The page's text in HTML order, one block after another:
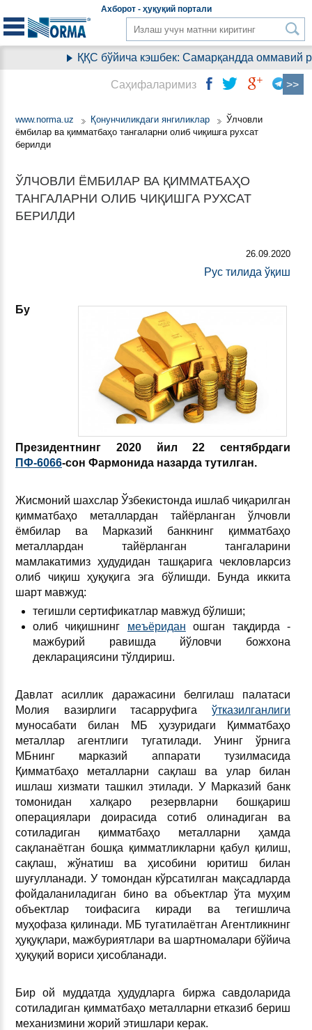
Aхборот - ҳуқуқийпортали
ҚҚС бўйича кэшбек: Самарқандда оммавий
www.norma.uz Қонунчиликдаги янгиликлар
Ўлчовли
ёмбилар ва қимматбаҳо тангаларни олиб чиқишга рухсат
берилди
ЎЛЧОВЛИ ЁМБИЛАР ВА ҚИММАТБАҲО
ТАНГАЛАРНИ ОЛИБ ЧИҚИШГА РУХСАТ
БЕРИЛДИ
26.09.2020
Рус тилида ўқиш
Бу
Президентнинг 2020 йил 22 сентябрдаги
ПФ-6066-сон Фармонида назарда тутилган.
Жисмоний шахслар Ўзбекистонда ишлаб чиқарилган
қимматбаҳо металлардан тайёрланган ўлчовли
ёмбилар ва Марказий банкнинг қимматбаҳо
металлардан тайёрланган тангаларини
мамлакатимиз ҳудудидан ташқарига чекловларсиз
олиб чиқиш ҳуқуқига эга бўлишди. Бунда иккита
шарт мавжуд:
тегишли сертификатлар мавжуд бўлиши;
олиб чиқишнинг меъёридан ошган тақдирда -
мажбурий равишда йўловчи божхона
декларациясини тўлдириш.
Давлат асиллик даражасини белгилаш палатаси
Молия вазирлиги тасарруфигаўтказилганлиги
муносабати билан МБ ҳузуридаги Қимматбаҳо
металлар агентлиги тугатилади. Унинг ўрнига
МБнинг марказий аппарати тузилмасида
Қимматбаҳо металларни сақлаш ва улар билан
ишлаш хизмати ташкил этилади. У Марказий банк
томонидан халқаро резервларни бошқариш
операциялари доирасида сотиб олинадиган ва
сотиладиган қимматбаҳо металларни ҳамда
сақланаётган бошқа қимматликларни қабул қилиш,
сақлаш, жўнатиш ва ҳисобини юритиш билан
шуғулланади. У томондан кўрсатилган мақсадларда
фойдаланиладиган бино ва объектлар ўта муҳим
объектлар тоифасига киради ва тегишлича
муҳофаза қилинади. МБ тугатилаётган Агентликнинг
ҳуқуқлари, мажбуриятлари ва шартномалари бўйича
ҳуқуқий вориси ҳисобланади.
Бир ой муддатда ҳудудларга биржа савдоларида
сотиладиган қимматбаҳо металларни етказиб бериш
механизмини жорий этишлари керак.
Саҳифаларимиз